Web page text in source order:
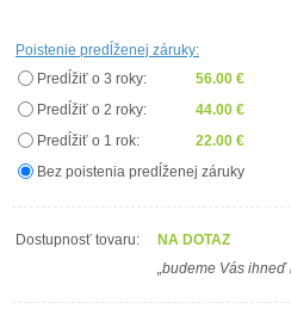
Poistenie predĺženej záruky:
Predĺžiť o 3 roky:
56.00 €
Predĺžiť o 2 roky:
44.00 €
Predĺžiť o 1 rok:
22.00 €
Bez poistenia predĺženej záruky
Dostupnosť tovaru:
NA DOTAZ
„budeme Vás